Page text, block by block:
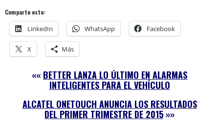
Comparte esto:
LinkedIn WhatsApp Facebook
X Más
«« BETTER LANZA LO ÚLTIMO EN ALARMAS
INTELIGENTES PARA EL VEHÍCULO
ALCATEL ONETOUCH ANUNCIA LOS RESULTADOS
DEL PRIMER TRIMESTRE DE 2015 »»